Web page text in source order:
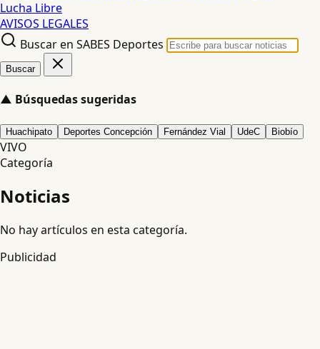
Lucha Libre
AVISOS LEGALES
Buscar en SABES Deportes
Buscar
▲ Búsquedas sugeridas
Huachipato Deportes Concepción Fernández Vial UdeC Biobío
VIVO
Categoría
Noticias
No hay artículos en esta categoría.
Publicidad